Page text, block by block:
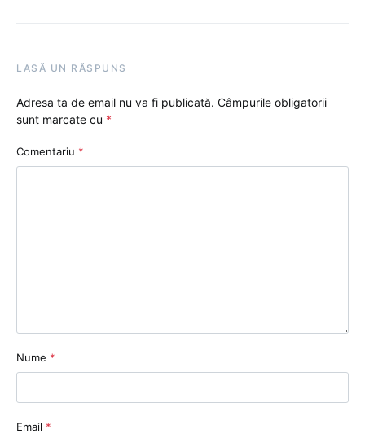
LASĂ UN RĂSPUNS
Adresa ta de email nu va fi publicată. Câmpurile obligatorii
sunt marcate cu *
Comentariu *
Nume *
Email *